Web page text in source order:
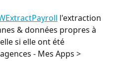
l'extraction
& données propres à
si elle ont été
- Mes Apps >